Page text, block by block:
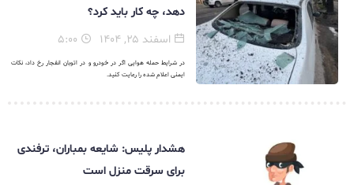
دهد، چه کار باید کرد؟
اسفند ۲۵, ۱۴۰۴
در شرایط حمله هوایی اگر در خودرو و در اتوبان انفجار رخ داد، نکات
ایمنی اعلام شده را رعایت کنید.
هشدار پلیس: شایعه بمباران، ترفندی
برای سرقت منزل است